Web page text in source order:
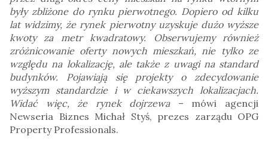
były zbliżone do rynku pierwotnego. Dopiero od kilku
lat widzimy, że rynek pierwotny uzyskuje dużo wyższe
kwoty za metr kwadratowy. Obserwujemy również
zróżnicowanie oferty nowych mieszkań, nie tylko ze
względu na lokalizację, ale także z uwagi na standard
budynków. Pojawiają się projekty o zdecydowanie
wyższym standardzie i w ciekawszych lokalizacjach.
Widać więc, że rynek dojrzewa – mówi agencji
Newseria Biznes Michał Styś, prezes zarządu OPG
Property Professionals.